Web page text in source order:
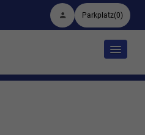
Parkplatz(0)